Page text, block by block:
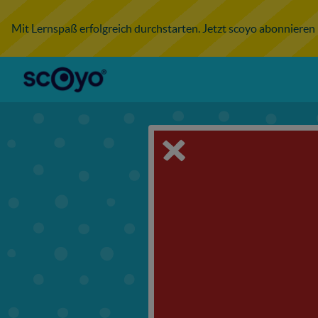
Mit Lernspaß erfolgreich durchstarten. Jetzt scoyo